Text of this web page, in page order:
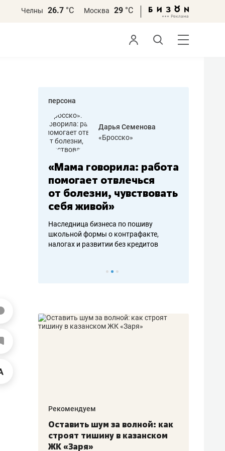
Челны 26.7 °С Москва 29 °С
персона
Дарья Семенова
«Бросско»
«Мама говорила: работа
помогает отвлечься
от болезни, чувствовать
себя живой»
Наследница бизнеса по пошиву
школьной формы о контрафакте,
налогах и развитии без кредитов
Рекомендуем
Оставить шум за волной: как
строят тишину в казанском
ЖК «Заря»